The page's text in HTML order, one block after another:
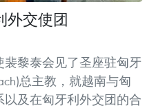
外交使团
黎泰会见了圣座驻匈牙
总主教，就越南与匈
及在匈牙利外交团的合